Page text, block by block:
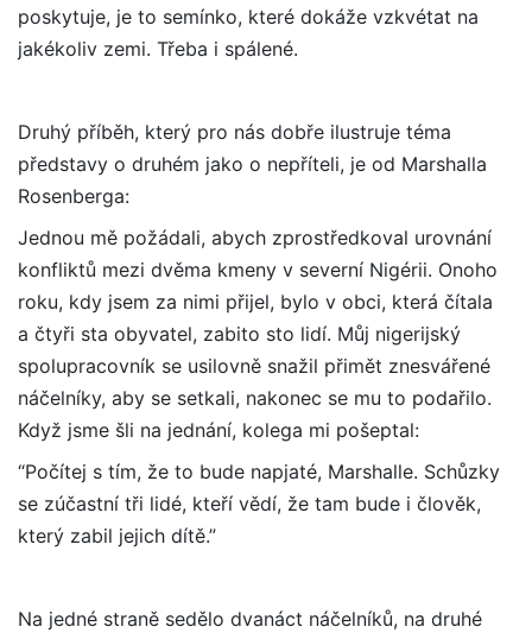
poskytuje, je to semínko, které dokáže vzkvétat na
jakékoliv zemi. Třeba i spálené.
Druhý příběh, který pro nás dobře ilustruje téma
představy o druhém jako o nepříteli, je od Marshalla
Rosenberga:
Jednou mě požádali, abych zprostředkoval urovnání
konfliktů mezi dvěma kmeny v severní Nigérii. Onoho
roku, kdy jsem za nimi přijel, bylo v obci, která čítala
a čtyři sta obyvatel, zabito sto lidí. Můj nigerijský
spolupracovník se usilovně snažil přimět znesvářené
náčelníky, aby se setkali, nakonec se mu to podařilo.
Když jsme šli na jednání, kolega mi pošeptal:
“Počítej s tím, že to bude napjaté, Marshalle. Schůzky
se zúčastní tři lidé, kteří vědí, že tam bude i člověk,
který zabil jejich dítě.”
Na jedné straně sedělo dvanáct náčelníků, na druhé